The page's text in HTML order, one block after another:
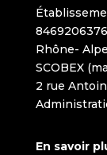
Rhône-
SCOBEX
2 rue
En savoir